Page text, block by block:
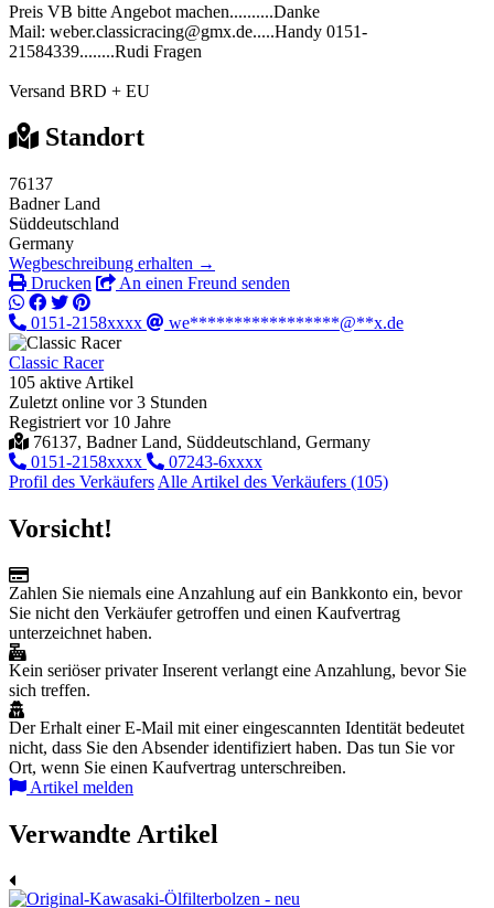
Preis VB bitte Angebot machen..........Danke
Mail: weber.classicracing@gmx.de.....Handy 0151-
21584339........Rudi Fragen
Versand BRD + EU
Standort
76137
Badner Land
Süddeutschland
Germany
Wegbeschreibung erhalten →
Drucken
An einen Freund senden
0151-2158xxxx we*****************@**x.de
Classic Racer
105 aktive Artikel
Zuletzt online vor 3 Stunden
Registriert vor 10 Jahre
76137, Badner Land, Süddeutschland, Germany
0151-2158xxxx
07243-6xxxx
Profil des Verkäufers Alle Artikel des Verkäufers (105)
Vorsicht!
Zahlen Sie niemals eine Anzahlung auf ein Bankkonto ein, bevor
Sie nicht den Verkäufer getroffen und einen Kaufvertrag
unterzeichnet haben.
Kein seriöser privater Inserent verlangt eine Anzahlung, bevor Sie
sich treffen.
Der Erhalt einer E-Mail mit einer eingescannten Identität bedeutet
nicht, dass Sie den Absender identifiziert haben. Das tun Sie vor
Ort, wenn Sie einen Kaufvertrag unterschreiben.
Artikel melden
Verwandte Artikel